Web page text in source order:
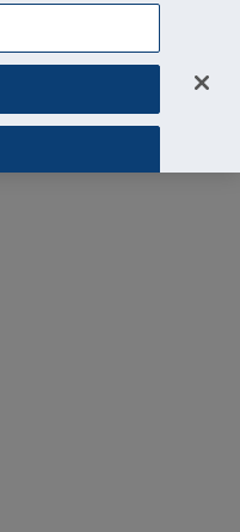
Accedi all'area riservata